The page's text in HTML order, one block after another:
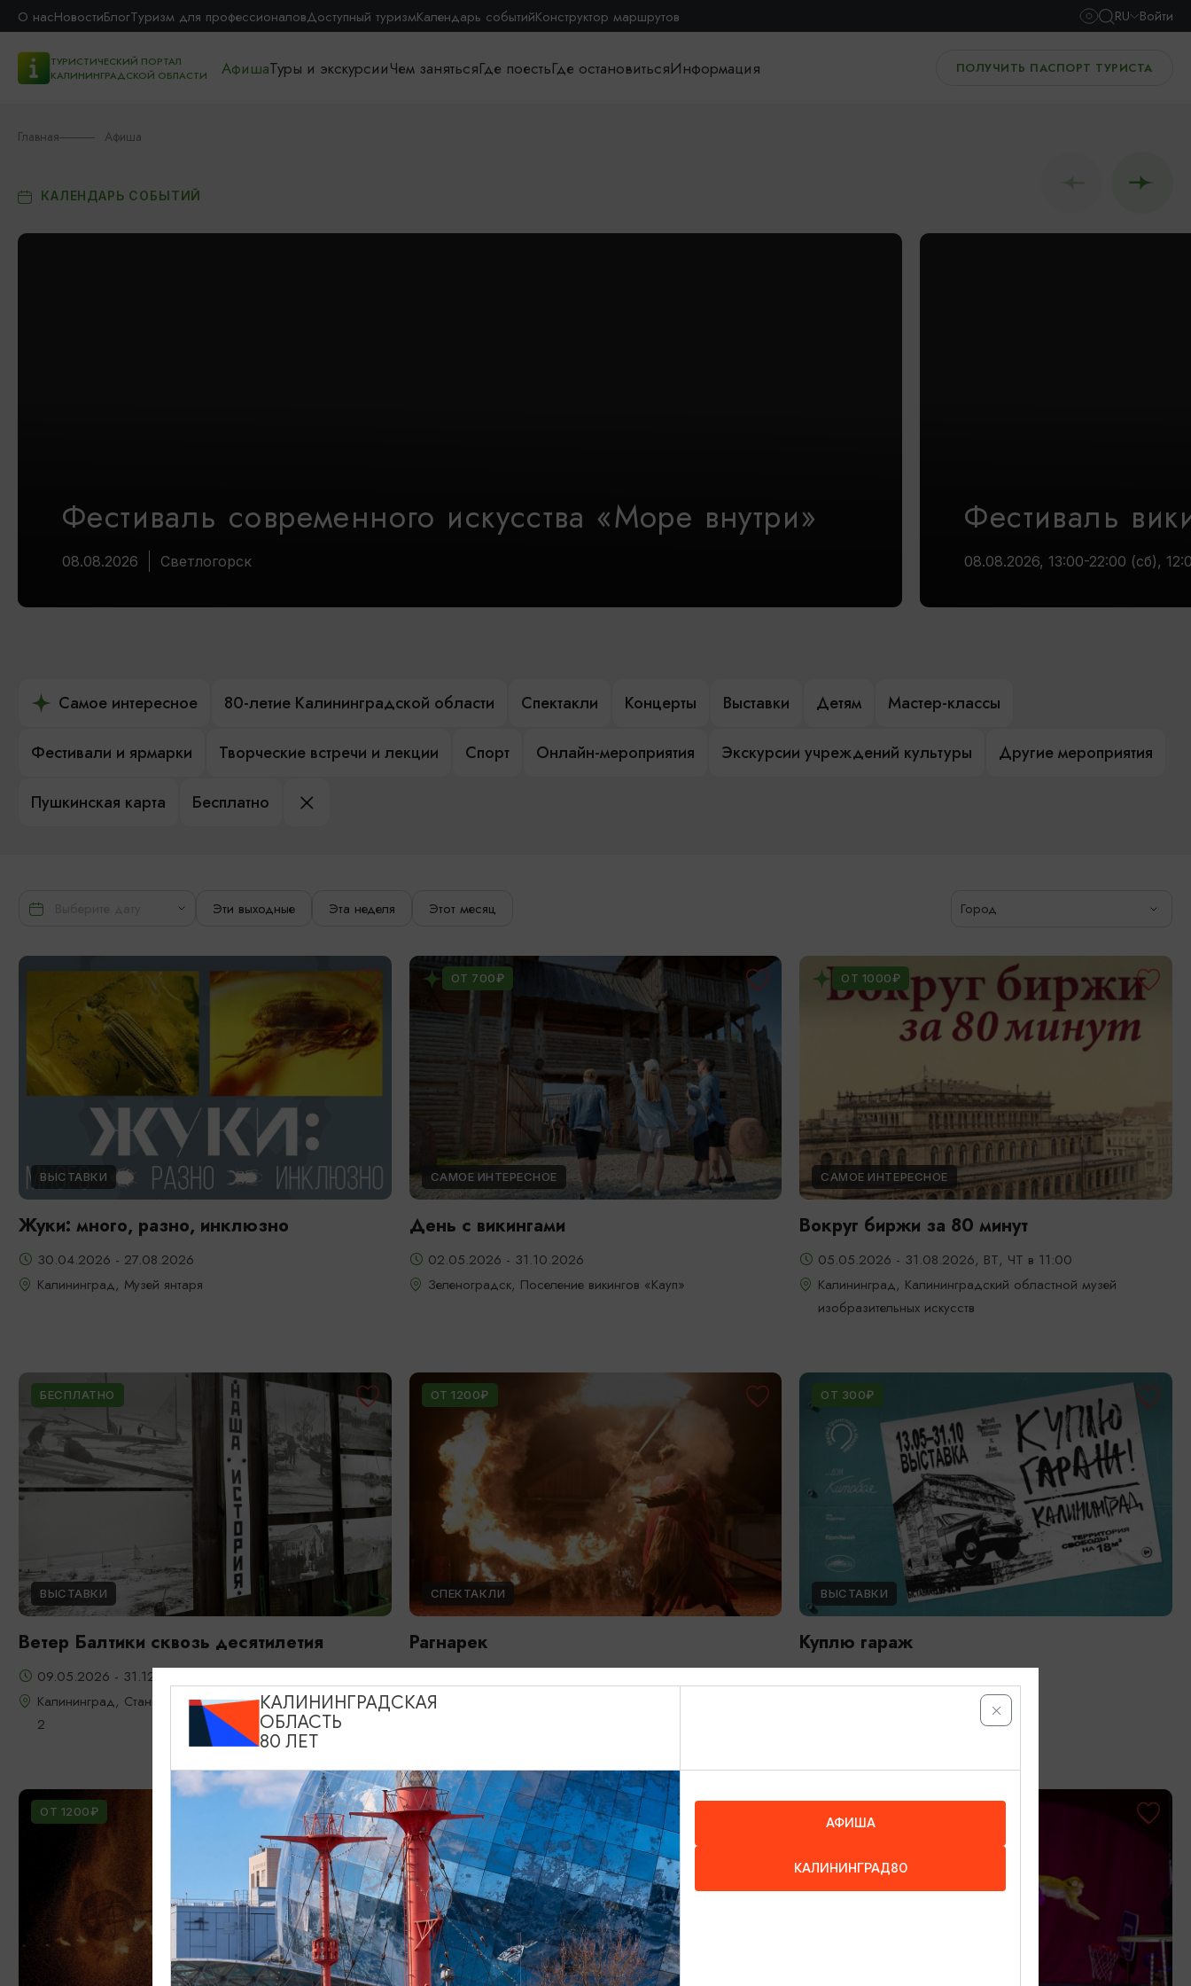
О насНовостиБлогТуризм для профессионаловДоступный туризмКалендарь событийКонструктор маршрутов RU Войти
ТУРИСТИЧЕСКИЙ ПОРТАЛ
КАЛИНИНГРАДСКОЙ ОБЛАСТИ
АфишаТуры и экскурсииЧем занятьсяГде поестьГде остановитьсяИнформация ПОЛУЧИТЬ ПАСПОРТ ТУРИСТА
Главная Афиша
КАЛЕНДАРЬ СОБЫТИЙ
Фестиваль современного искусства «Море внутри»
08.08.2026 Светлогорск
Фестиваль
08.08.2026, 13:00-22:00 (сб),
Самое интересное 80-летие Калининградской области Спектакли Концерты Выставки Детям Мастер-классы
Фестивали и ярмарки Творческие встречи и лекции Спорт Онлайн-мероприятия Экскурсии учреждений культуры Другие мероприятия
Пушкинская карта Бесплатно
Эти выходные Эта неделя Этот месяц Город
ВЫСТАВКИ
Жуки: много, разно, инклюзно
30.04.2026 - 27.08.2026
Калининград, Музей янтаря
ОТ 700₽
САМОЕ ИНТЕРЕСНОЕ
День с викингами
02.05.2026 - 31.10.2026
Зеленоградск, Поселение викингов «Кауп»
ОТ 1000₽
САМОЕ ИНТЕРЕСНОЕ
Вокруг биржи за 80 минут
05.05.2026 - 31.08.2026, ВТ, ЧТ в 11:00
Калининград, Калининградский областной музей
изобразительных искусств
БЕСПЛАТНО
ВЫСТАВКИ
Ветер Балтики сквозь десятилетия
09.05.2026 - 31.12.2026
Калининград, Станция "Глаз Ветра", Мамонтовское шоссе
2
ОТ 1200₽
СПЕКТАКЛИ
Рагнарек
Зеленоградск, Поселение викингов «Кауп»
ОТ 300₽
ВЫСТАВКИ
Куплю гараж
Калининград, Музей «Дом китобоя»
ОТ 1200₽
КАЛИНИНГРАДСКАЯ
ОБЛАСТЬ
80 ЛЕТ
АФИША
КАЛИНИНГРАД80